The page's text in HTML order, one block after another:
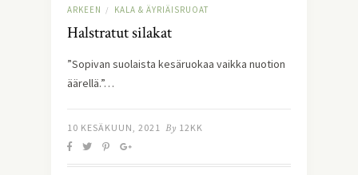
ARKEEN / KALA & ÄYRIÄISRUOAT
Halstratut silakat
”Sopivan suolaista kesäruokaa vaikka nuotion
äärellä.”…
10 KESÄKUUN, 2021 By 12KK